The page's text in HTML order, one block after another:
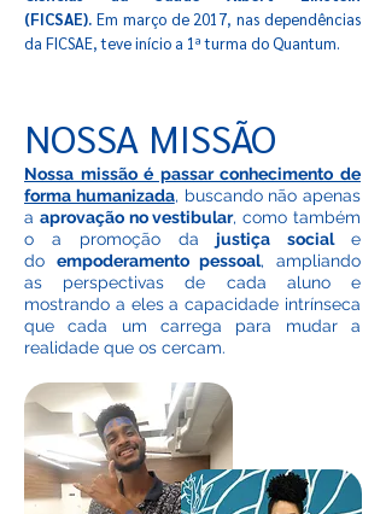
(FICSAE). Em março de 2017, nas dependências
da FICSAE, teve início a 1ª turma do Quantum.
NOSSA MISSÃO
Nossa missão é passar conhecimento de
forma humanizada, buscando não apenas
a aprovação no vestibular, como também
o a promoção da justiça sociale
do empoderamento pessoal, ampliando
as perspectivas de cada aluno e
mostrando a eles a capacidade intrínseca
que cada um carrega para mudar a
realidade que os cercam.